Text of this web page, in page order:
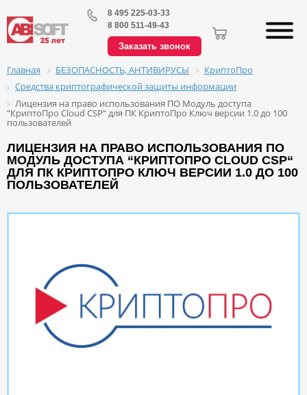
8 495 225-03-33
8 800 511-49-43
Заказать звонок
Главная БЕЗОПАСНОСТЬ, АНТИВИРУСЫ
КриптоПро
Средства криптографической защиты информации
Лицензия на право использования ПО Модуль доступа
“КриптоПро Cloud CSP“ для ПК КриптоПро Ключ версии 1.0 до 100
пользователей
ЛИЦЕНЗИЯ НА ПРАВО ИСПОЛЬЗОВАНИЯ ПО
МОДУЛЬ ДОСТУПА “КРИПТОПРО CLOUD CSP“
ДЛЯ ПК КРИПТОПРО КЛЮЧ ВЕРСИИ 1.0 ДО 100
ПОЛЬЗОВАТЕЛЕЙ